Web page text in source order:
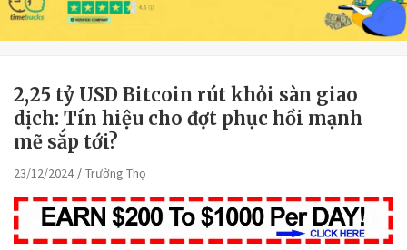
2,25 tỷ USD Bitcoin rút khỏi sàn giao
dịch: Tín hiệu cho đợt phục hồi mạnh
mẽ sắp tới?
23/12/2024 Trường Thọ